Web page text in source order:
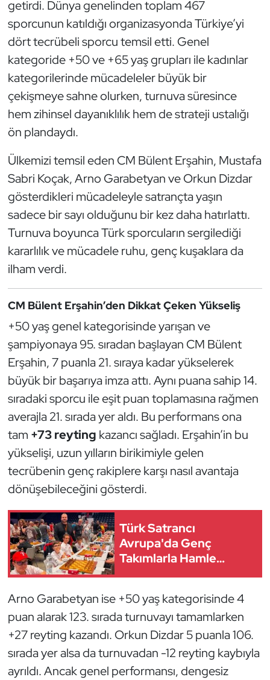
getirdi. Dünya genelinden toplam 467
sporcunun katıldığı organizasyonda Türkiye’yi
dört tecrübeli sporcu temsil etti. Genel
kategoride +50 ve +65 yaş grupları ile kadınlar
kategorilerinde mücadeleler büyük bir
çekişmeye sahne olurken, turnuva süresince
hem zihinsel dayanıklılık hem de strateji ustalığı
ön plandaydı.
Ülkemizi temsil eden CM Bülent Erşahin, Mustafa
Sabri Koçak, Arno Garabetyan ve Orkun Dizdar
gösterdikleri mücadeleyle satrançta yaşın
sadece bir sayı olduğunu bir kez daha hatırlattı.
Turnuva boyunca Türk sporcuların sergilediği
kararlılık ve mücadele ruhu, genç kuşaklara da
ilham verdi.
CM Bülent Erşahin’den Dikkat Çeken Yükseliş
+50 yaş genel kategorisinde yarışan ve
şampiyonaya 95. sıradan başlayan CM Bülent
Erşahin, 7 puanla 21. sıraya kadar yükselerek
büyük bir başarıya imza attı. Aynı puana sahip 14.
sıradaki sporcu ile eşit puan toplamasına rağmen
averajla 21. sırada yer aldı. Bu performans ona
tam +73 reyting kazancı sağladı. Erşahin’in bu
yükselişi, uzun yılların birikimiyle gelen
tecrübenin genç rakiplere karşı nasıl avantaja
dönüşebileceğini gösterdi.
Türk Satrancı
Avrupa'da Genç
Takımlarla Hamle
Arno Garabetyan ise +50 yaş kategorisinde 4
puan alarak 123. sırada turnuvayı tamamlarken
+27 reyting kazandı. Orkun Dizdar 5 puanla 106.
sırada yer alsa da turnuvadan -12 reyting kaybıyla
ayrıldı. Ancak genel performansı, dengesiz
Futsal
Genel
Golf
Güreş
Hava Sporları
Hentbol
İşitme Engelli Sporcular
Judo ve Kuraş
Kano ve Rafting
Karate
Kayak
Kempo
Kick Boks
Kürek
Masa Tenisi
Modern Pentatlon
Motor Sporları
Muay Thai
Okçuluk
Optimist
Oryantiring